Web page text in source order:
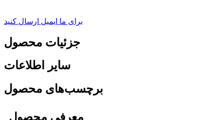
برای ما ایمیل ارسال کنید
جزئیات محصول
سایر اطلاعات
برچسب‌های محصول
معرفی محصول